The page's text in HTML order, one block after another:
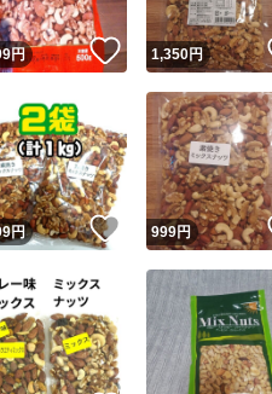
ユーザー
リマが定めた一定の基準を満たし
出品者
取引出品者 Yahoo!フリマの
この商品の情
円 いいね！
1,350円
円 いいね！
999円